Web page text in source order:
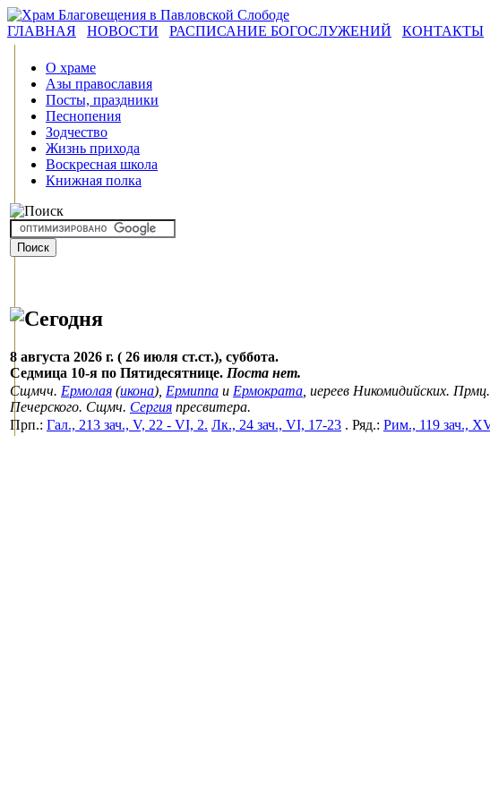
ГЛАВНАЯ НОВОСТИ РАСПИСАНИЕ БОГОСЛУЖЕНИЙ КОНТАКТЫ
О храме
Азы православия
Посты, праздники
Песнопения
Зодчество
Жизнь прихода
Воскресная школа
Книжная полка
8 августа 2026 г. ( 26 июля ст.ст.), суббота.
Седмица 10-я по Пятидесятнице. Поста нет.
Сщмчч. Ермолая (икона), Ермиппа и Ермократа , иереев Никомидийских. Прмц.
Печерского. Сщмч. Сергия пресвитера.
Прп.: Гал., 213 зач., V, 22 - VI, 2. Лк., 24 зач., VI, 17-23 . Ряд.: Рим., 119 зач.,